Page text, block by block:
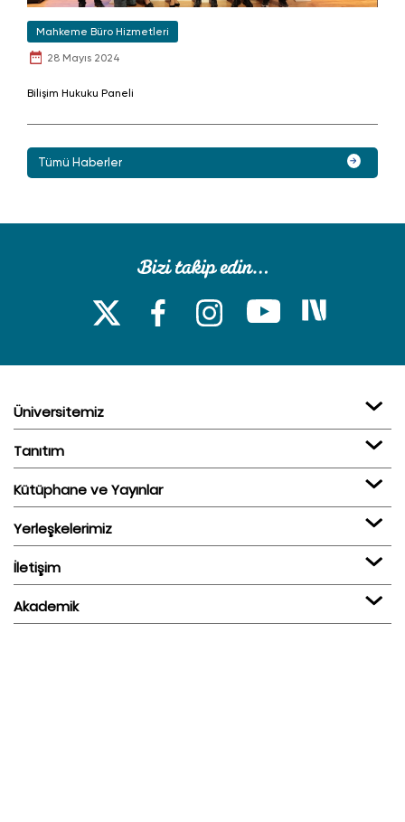
Mahkeme Büro Hizmetleri
28 Mayıs 2024
Bilişim Hukuku Paneli
Tümü Haberler
Üniversitemiz
Tanıtım
Kütüphane ve Yayınlar
Yerleşkelerimiz
İletişim
Akademik